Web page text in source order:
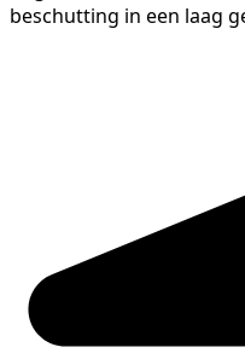
beschutting in een laag